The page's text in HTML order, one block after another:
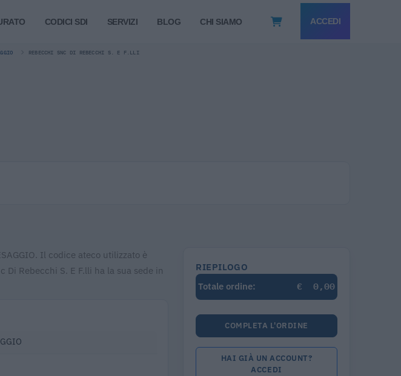
CODICI SDI SERVIZI BLOG CHI SIAMO ACCEDI
REBECCHI SNC DI REBECCHI S. E F.LLI
Il codice ateco utilizzato è
Rebecchi S. E F.lli ha la sua sede in
RIEPILOGO
Totale ordine:
€ 0,00
COMPLETA L'ORDINE
HAI GIÀ UN ACCOUNT?
ACCEDI